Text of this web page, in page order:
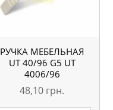
РУЧКА МЕБЕЛЬНАЯ
UТ 40/96 G5 UT
4006/96
48,10 грн.